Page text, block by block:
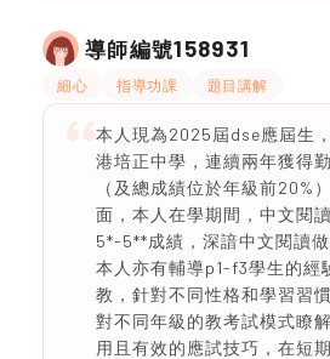
導師編號158931
細心 指導功課 題目講解
本人現為2025屆dse應屆生
港培正中學，連續兩年獲得
（及總成績位於年級前20%
面，本人在學期間，中文閱
5*-5**成績，深諳中文閱讀做
本人亦有輔導p1-f3學生的經
教，針對不同性格和學習習
對不同年級的教考試模式瞭
用且有效的應試技巧，在短